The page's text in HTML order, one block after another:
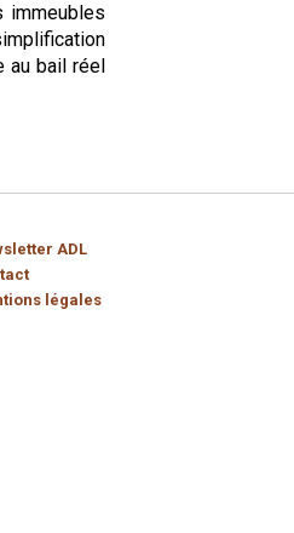
immeubles
bail réel
ADL
légales